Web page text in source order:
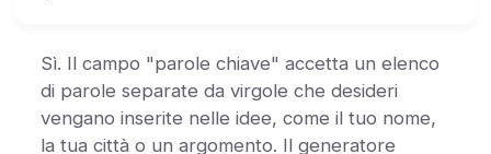
Sì. Il campo "parole chiave" accetta un elenco
di parole separate da virgole che desideri
vengano inserite nelle idee, come il tuo nome,
la tua città o un argomento. Il generatore